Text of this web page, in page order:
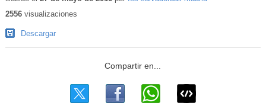
2556visualizaciones
Descargar